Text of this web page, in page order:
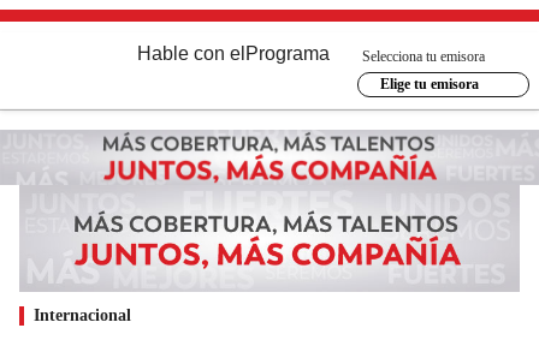
Hable con el Programa
Selecciona tu emisora
Elige tu emisora
Internacional